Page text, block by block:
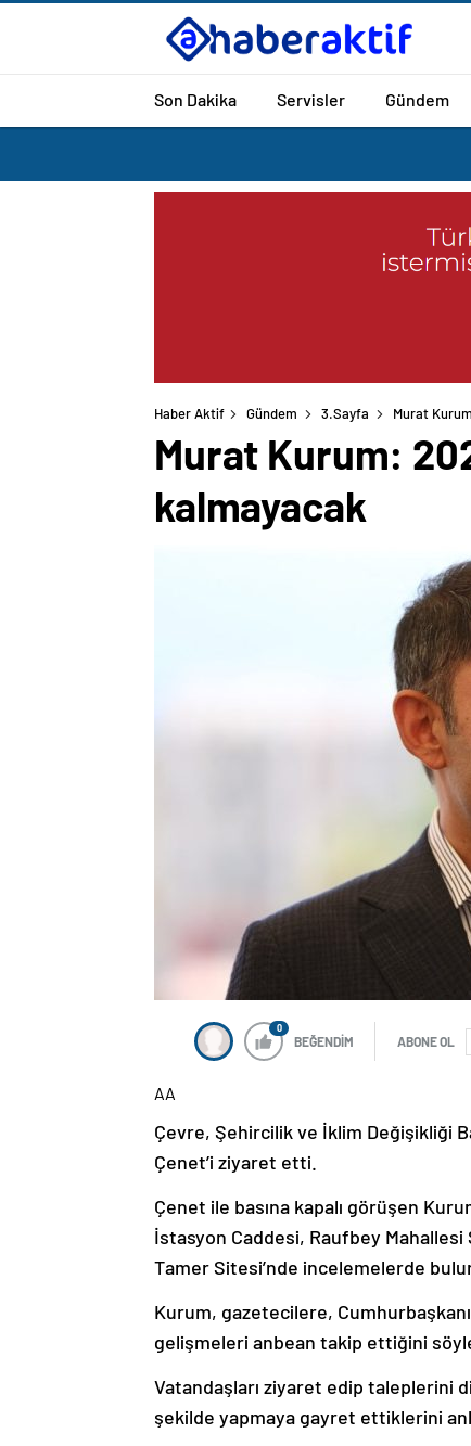
Son Dakika Servisler Gündem
Haber Aktif Gündem 3.Sayfa Murat
Murat Kurum:
kalmayacak
0
BEĞENDİM ABONE OL
AA
Çevre, Şehircilik ve İklim Değişikliği
Çenet’i ziyaret etti.
Çenet ile basına kapalı görüşen
İstasyon Caddesi, Raufbey
Tamer Sitesi’nde incelemelerde
Kurum, gazetecilere,
gelişmeleri anbean takip ettiğini
Vatandaşları ziyaret edip taleplerini
şekilde yapmaya gayret ettiklerini